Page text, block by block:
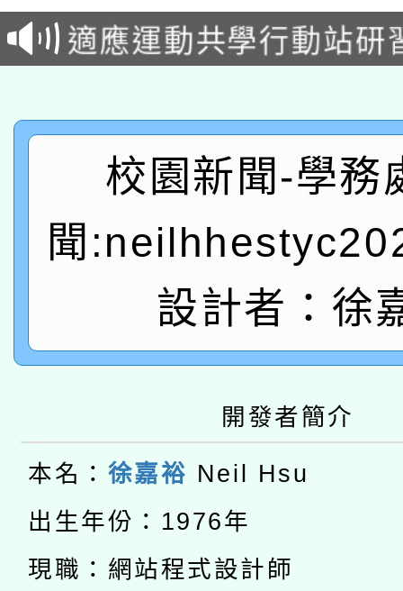
招甄選結果公告(無人
適應運動共學行動站研
本館辦理115年度閱讀
暨閱讀推動專業研習
科技賦能─人工智慧
礎課程
A3數位素養講師名單
pilot」
有關大陸委員會函釋公
薪期間赴陸應申請許可
轉知經濟部水利署委託
業技術研究院辦理「
用水績優單位及節水達
動」
115年8月22日(星期六
開 智慧啟航」
本校115學年度第2次
招甄選結果公告(無人
招)
適應運動共學行動站研
本館辦理115年度閱讀
暨閱讀推動專業研習
科技賦能─人工智慧
校園新聞-學務
聞
設計者：徐
開發者簡介
本名： 徐嘉裕 Neil Hsu
出生年份：1976年
現職：網站程式設計師